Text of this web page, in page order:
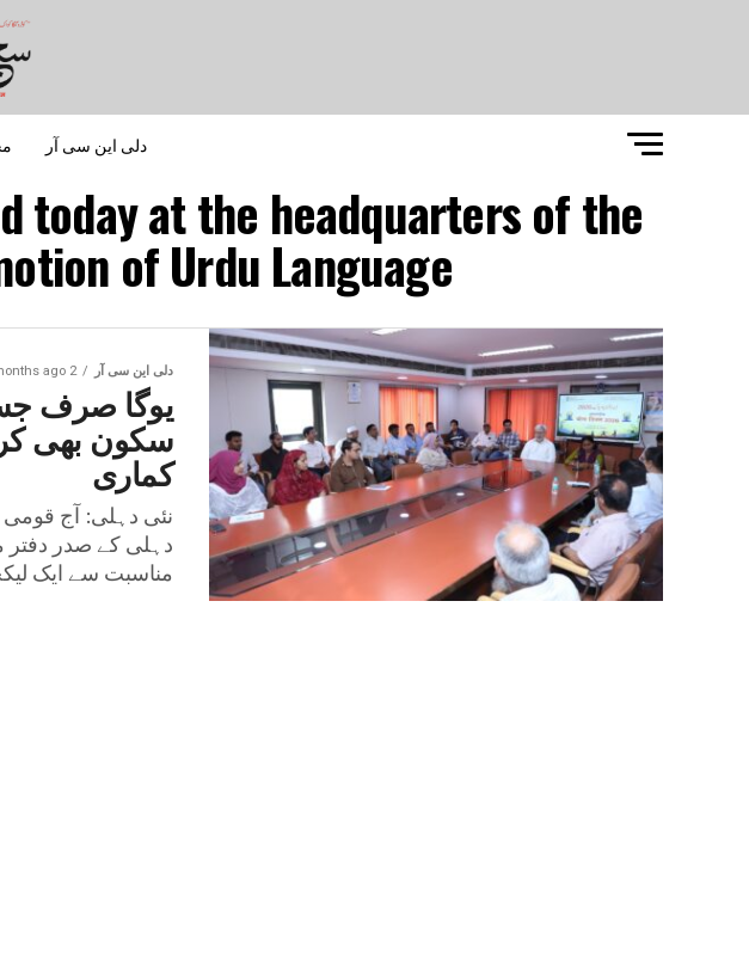
دلی این سی آر
today at the headquarters of the
of Urdu Language"
دلی این سی آر 2 months ago
یوگا صرف
سکون بھی
کماری
نئی دہلی: آج قومی
مناسبت سے ایک